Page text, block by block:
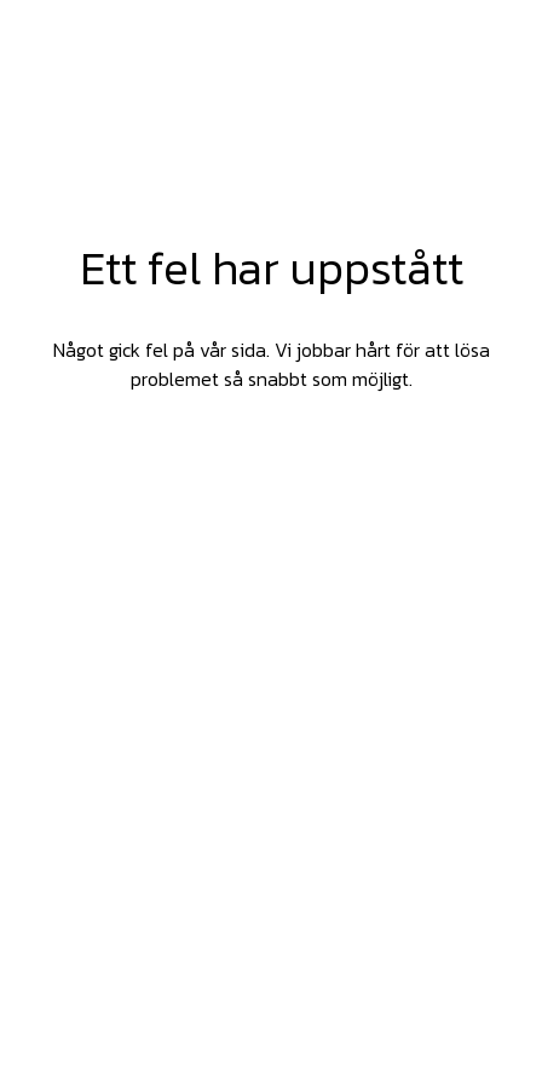
Ett fel har uppstått
Något gick fel på vår sida. Vi jobbar hårt för att lösa
problemet så snabbt som möjligt.